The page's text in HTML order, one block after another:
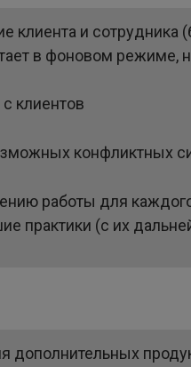
клиента и
в фоновом режиме,
клиентов
конфликтных
работы для
практики (с их